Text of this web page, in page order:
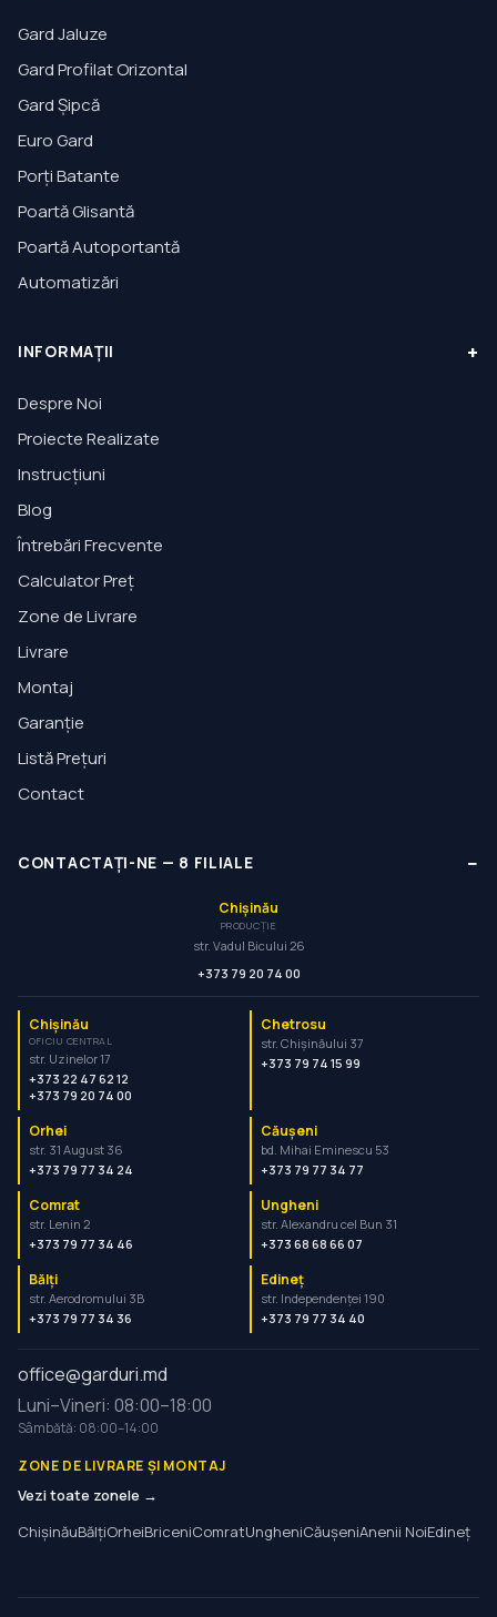
Gard Jaluze
Gard Profilat Orizontal
Gard Șipcă
Euro Gard
Porți Batante
Poartă Glisantă
Poartă Autoportantă
Automatizări
INFORMAȚII +
Despre Noi
Proiecte Realizate
Instrucțiuni
Blog
Întrebări Frecvente
Calculator Preț
Zone de Livrare
Livrare
Montaj
Garanție
Listă Prețuri
Contact
CONTACTAȚI-NE — 8 FILIALE −
Chișinău
PRODUCȚIE
str. Vadul Bicului 26
+373 79 20 74 00
Chișinău
OFICIU CENTRAL
str. Uzinelor 17
+373 22 47 62 12
+373 79 20 74 00
Chetrosu
str. Chișinăului 37
+373 79 74 15 99
Orhei
str. 31 August 36
+373 79 77 34 24
Căușeni
bd. Mihai Eminescu 53
+373 79 77 34 77
Comrat
str. Lenin 2
+373 79 77 34 46
Ungheni
str. Alexandru cel Bun 31
+373 68 68 66 07
Bălți
str. Aerodromului 3B
+373 79 77 34 36
Edineț
str. Independenței 190
+373 79 77 34 40
office@garduri.md
Luni–Vineri: 08:00–18:00
Sâmbătă: 08:00–14:00
ZONE DE LIVRARE ȘI MONTAJ
Vezi toate zonele →
ChișinăuBălțiOrheiBriceniComratUngheniCăușeniAnenii NoiEdineț